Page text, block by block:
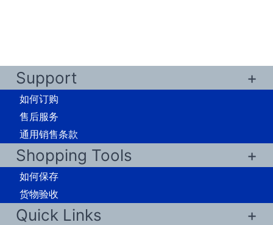
Support
如何订购
售后服务
通用销售条款
Shopping Tools
如何保存
货物验收
Quick Links